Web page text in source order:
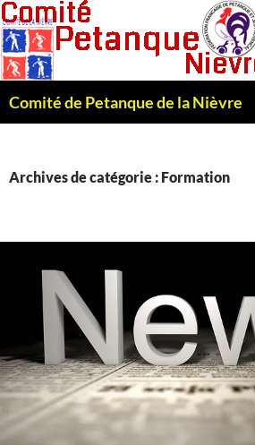
Comité de Petanque de la Nièvre
Archives de catégorie : Formation